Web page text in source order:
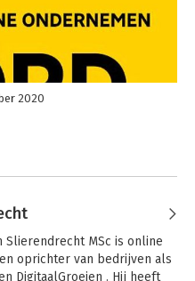
2020
Slierendrecht MSc is online
oprichter van bedrijven als
DigitaalGroeien . Hij heeft